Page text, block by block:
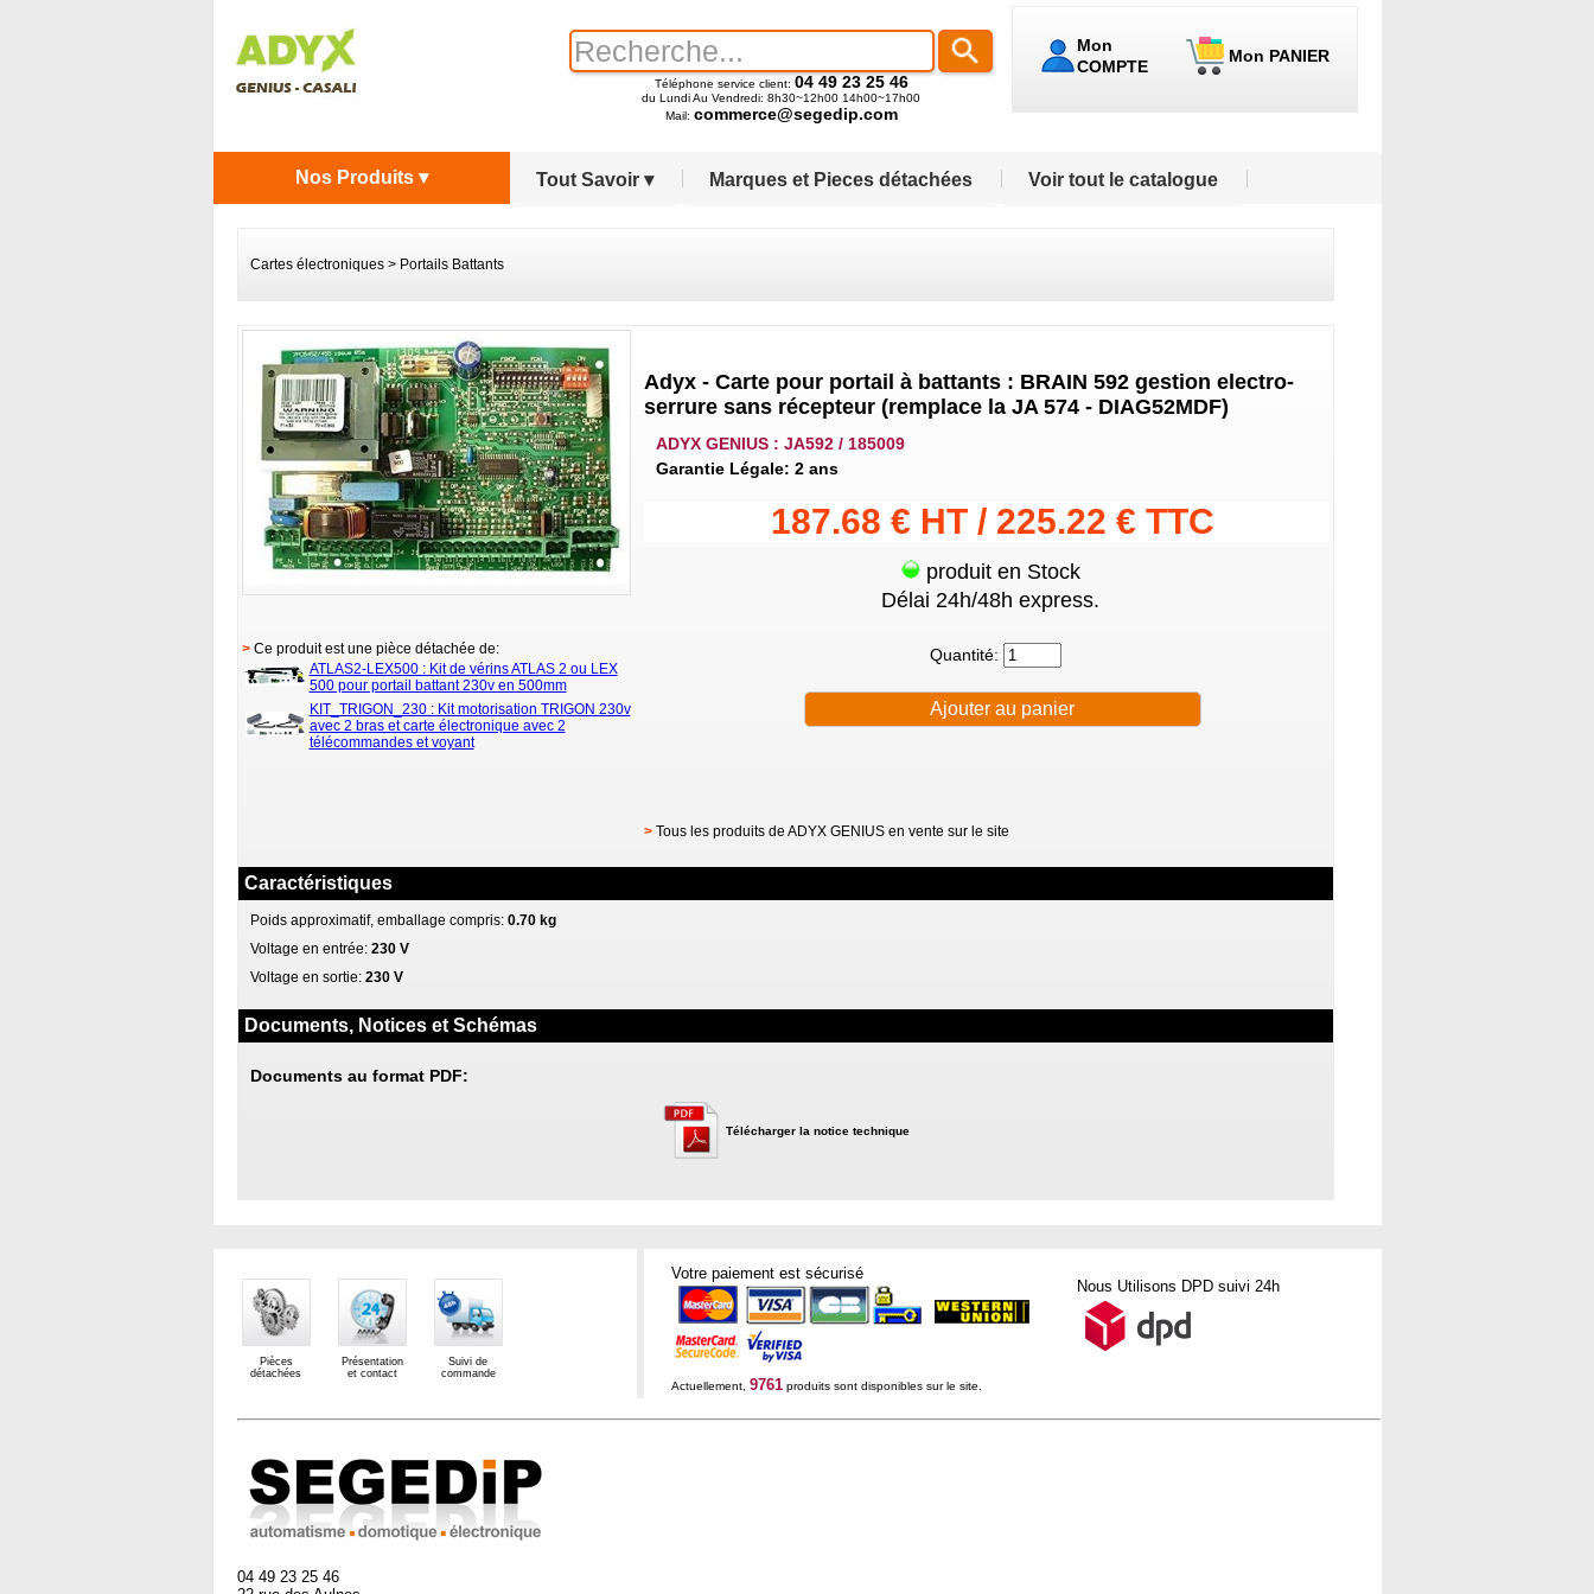
Mon
COMPTE
Mon PANIER
Téléphone service client: 04 49 23 25 46
du Lundi Au Vendredi: 8h30~12h00 14h00~17h00
Mail: commerce@segedip.com
Tout Savoir ▾ Marques et Pieces détachées Voir tout le catalogue
Nos Produits ▾
Cartes électroniques> Portails Battants
>Ce produit est une pièce détachée de:
ATLAS2-LEX500 : Kit de vérins ATLAS 2 ou LEX
500 pour portail battant 230v en 500mm
KIT_TRIGON_230 : Kit motorisation TRIGON 230v
avec 2 bras et carte électronique avec 2
télécommandes et voyant
Adyx - Carte pour portail à battants : BRAIN 592 gestion electro-
serrure sans récepteur (remplace la JA 574 - DIAG52MDF)
ADYX GENIUS : JA592 / 185009
Garantie Légale: 2 ans
187.68 € HT / 225.22 € TTC
produit en Stock
Délai 24h/48h express.
Quantité:
> Tous les produits de ADYX GENIUS en vente sur le site
Caractéristiques
Poids approximatif, emballage compris:0.70 kg
Voltage en entrée:230 V
Voltage en sortie:230 V
Documents, Notices et Schémas
Documents au format PDF:
Télécharger la notice technique
Pièces
détachées
Présentation
et contact
Suivi de
commande
Votre paiement est sécurisé
Nous Utilisons DPD suivi 24h
Actuellement, 9761produits sont disponibles sur le site.
04 49 23 25 46